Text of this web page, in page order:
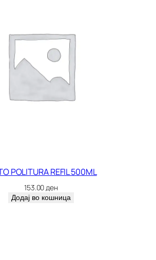
POLITURA REFIL 500ML
153.00ден
Додај во кошница